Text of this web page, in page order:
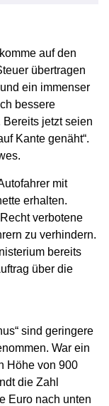
auf den
übertragen
ein immenser
bessere
jetzt seien
Kante genäht“.
mit
erhalten.
verbotene
zu verhindern.
bereits
über die
sind geringere
War ein
Höhe von 900
die Zahl
Euro nach unten